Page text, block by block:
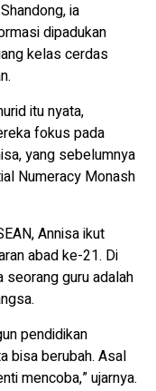
ia
dipadukan
kelas cerdas
itu nyata,
fokus pada
yang sebelumnya
Numeracy Monash
Annisa ikut
abad ke-21. Di
seorang guru adalah
pendidikan
bisa berubah. Asal
mencoba,” ujarnya.